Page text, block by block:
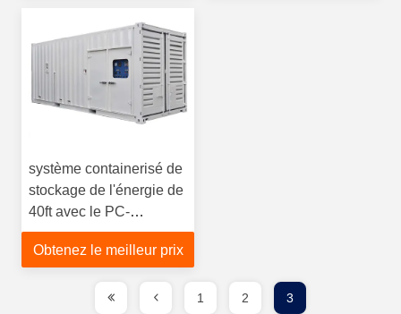
système containerisé de
stockage de l'énergie de
40ft avec le PC-
inverseur
Obtenez le meilleur prix
1 2 3